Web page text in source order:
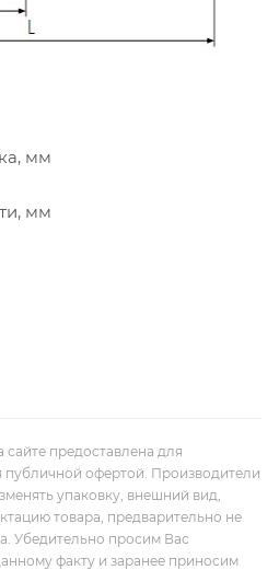
мм
мм
предоставлена для
публичной офертой. Производители
упаковку, внешний вид,
товара, предварительно не
Убедительно просим Вас
факту и заранее приносим